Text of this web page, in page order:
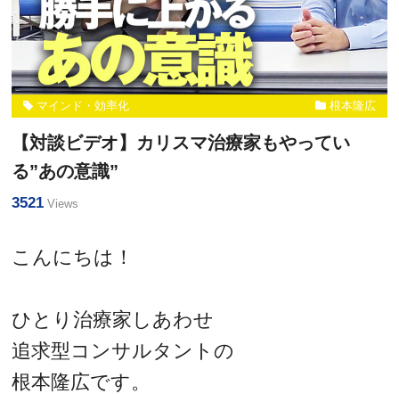
マインド・効率化 根本隆広
【対談ビデオ】カリスマ治療家もやってい
る”あの意識”
3521 Views
こんにちは！
ひとり治療家しあわせ
追求型コンサルタントの
根本隆広です。